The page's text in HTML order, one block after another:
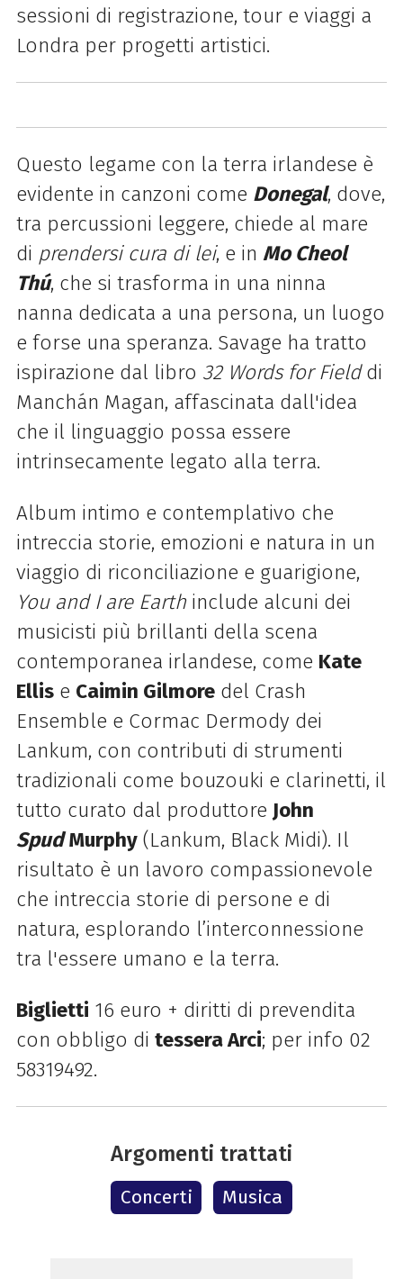
sessioni di registrazione, tour e viaggi a
Londra per progetti artistici.
Questo legame con la terra irlandese è
evidente in canzoni come Donegal, dove,
tra percussioni leggere, chiede al mare
di prendersi cura di lei, e in Mo Cheol
Thú, che si trasforma in una ninna
nanna dedicata a una persona, un luogo
e forse una speranza. Savage ha tratto
ispirazione dal libro 32 Words for Fielddi
Manchán Magan, affascinata dall'idea
che il linguaggio possa essere
intrinsecamente legato alla terra.
Album intimo e contemplativo che
intreccia storie, emozioni e natura in un
viaggio di riconciliazione e guarigione,
You and I are Earth include alcuni dei
musicisti più brillanti della scena
contemporanea irlandese, come Kate
Ellise Caimin Gilmoredel Crash
Ensemble e Cormac Dermody dei
Lankum, con contributi di strumenti
tradizionali come bouzouki e clarinetti, il
tutto curato dal produttore John
SpudMurphy(Lankum, Black Midi). Il
risultato è un lavoro compassionevole
che intreccia storie di persone e di
natura, esplorando l’interconnessione
tra l'essere umano e la terra.
Biglietti 16 euro + diritti di prevendita
con obbligo di tessera Arci; per info 02
58319492.
Argomenti trattati
Concerti Musica